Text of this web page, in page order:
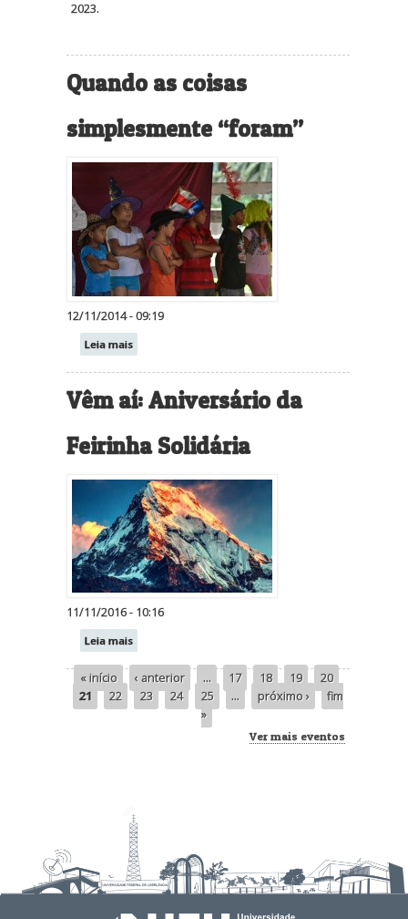
2023.
Quando as coisas
simplesmente “foram”
12/11/2014 - 09:19
Leia mais
Vêm aí: Aniversário da
Feirinha Solidária
11/11/2016 - 10:16
Leia mais
Páginas
« início ‹ anterior … 17 18 19
20
21
22 23 24 25 … próximo ›
fim
»
Ver mais eventos